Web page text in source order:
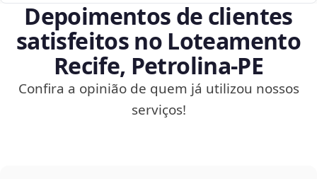
Depoimentos de clientes
satisfeitos no Loteamento
Recife, Petrolina‑PE
Confira a opinião de quem já utilizou nossos
serviços!